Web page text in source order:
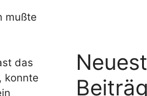
mußte
das
konnte